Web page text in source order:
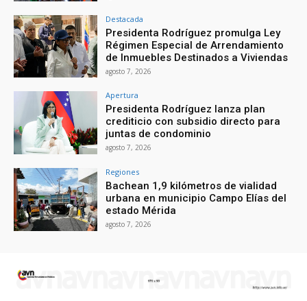
Destacada
Presidenta Rodríguez promulga Ley
Régimen Especial de Arrendamiento
de Inmuebles Destinados a Viviendas
agosto 7, 2026
Apertura
Presidenta Rodríguez lanza plan
crediticio con subsidio directo para
juntas de condominio
agosto 7, 2026
Regiones
Bachean 1,9 kilómetros de vialidad
urbana en municipio Campo Elías del
estado Mérida
agosto 7, 2026